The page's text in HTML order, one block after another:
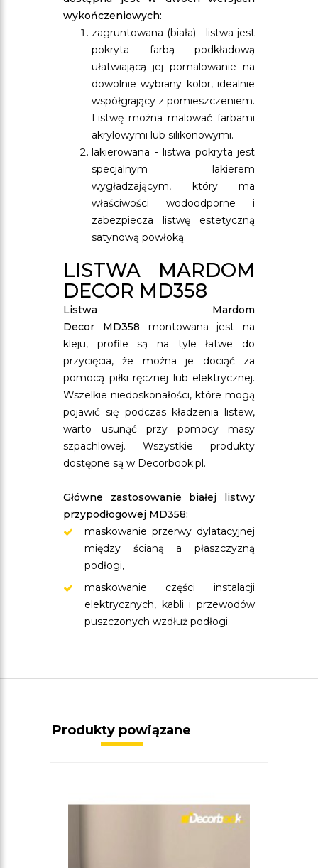
wykończeniowych:
zagruntowana (biała) - listwa jest
pokryta farbą podkładową
ułatwiającą jej pomalowanie na
dowolnie wybrany kolor, idealnie
współgrający z pomieszczeniem.
Listwę można malować farbami
akrylowymi lub silikonowymi.
lakierowana - listwa pokryta jest
specjalnym lakierem
wygładzającym, który ma
właściwości wodoodporne i
zabezpiecza listwę estetyczną
satynową powłoką.
LISTWA MARDOM
DECOR MD358
Listwa Mardom
Decor MD358 montowana jest na
kleju, profile są na tyle łatwe do
przycięcia, że można je dociąć za
pomocą piłki ręcznej lub elektrycznej.
Wszelkie niedoskonałości, które mogą
pojawić się podczas kładzenia listew,
warto usunąć przy pomocy masy
szpachlowej. Wszystkie produkty
dostępne są w Decorbook.pl.
Główne zastosowanie białej listwy
przypodłogowej MD358:
maskowanie przerwy dylatacyjnej
między ścianą a płaszczyzną
podłogi,
maskowanie części instalacji
elektrycznych, kabli i przewodów
puszczonych wzdłuż podłogi.
Produkty powiązane